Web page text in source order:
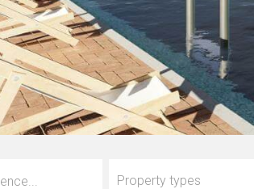
Property types